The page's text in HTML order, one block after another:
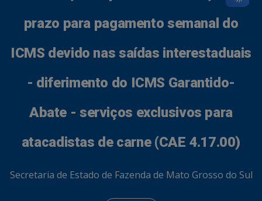
prazo para pagamento semanal do
ICMS devido nas saídas interestaduais
- diferimento do ICMS Garantido-
Abate - serviços exclusivos para
atacadistas de carne (CAE 4.17.00)
Secretaria de Estado de Fazenda de Mato Grosso do Sul